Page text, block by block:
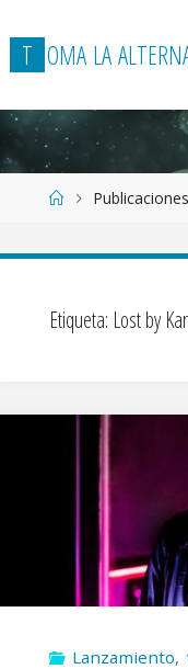
T OMA LAALTERN
Página
Inicio
Etiqueta: Lost by
Lanzamiento,